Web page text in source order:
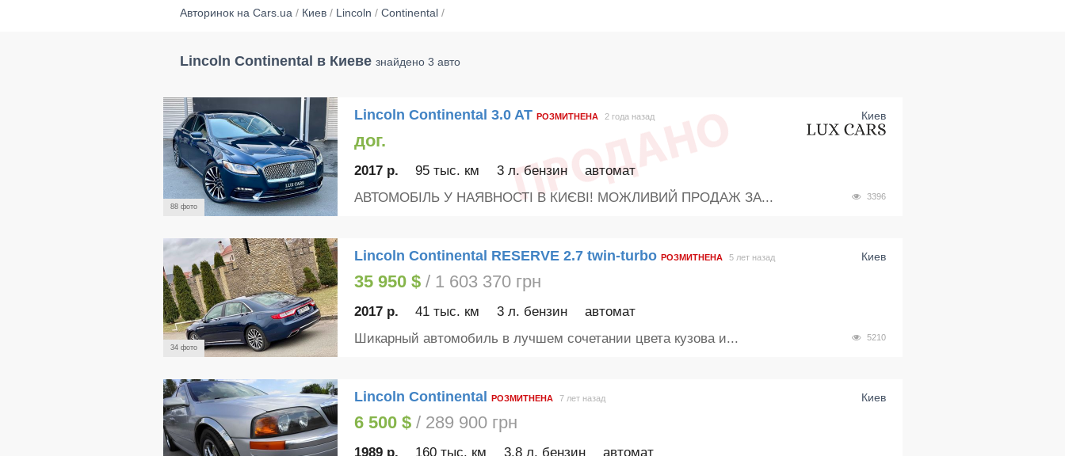
Авторинок на Cars.ua/ Киев/ Lincoln / Continental/
Lincoln Continental в Киеве знайдено 3 авто
88 фото
Lincoln Continental 3.0 AT РОЗМИТНЕНА Киев
2 года назад
дог.
2017 р. 95 тыс. км 3 л. бензин автомат
3396
АВТОМОБІЛЬ У НАЯВНОСТІ В КИЄВІ! МОЖЛИВИЙ ПРОДАЖ ЗА...
34 фото
Lincoln Continental RESERVE 2.7 twin-turbo РОЗМИТНЕНА Киев
5 лет назад
35 950 $/ 1 603 370 грн
2017 р. 41 тыс. км 3 л. бензин автомат
5210
Шикарный автомобиль в лучшем сочетании цвета кузова и...
Lincoln Continental РОЗМИТНЕНА Киев
7 лет назад
6 500 $/ 289 900 грн
1989 р. 160 тыс. км 3.8 л. бензин автомат